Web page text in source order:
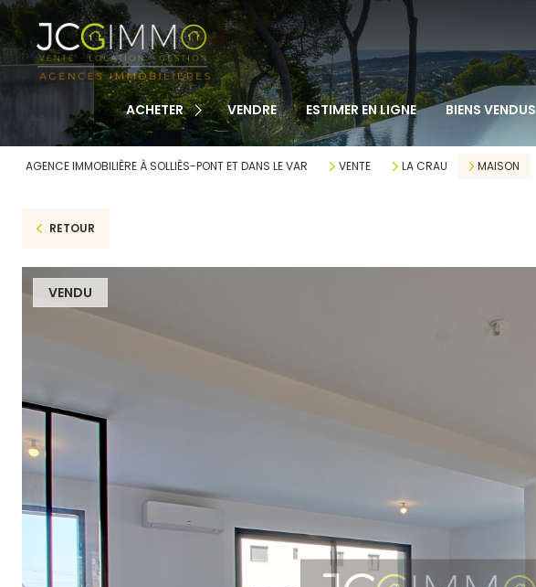
ACHETER
TOUS NOS BIENS
APPARTEMENTS
MAISONS
TERRAINS
CABANONS
VENDRE ESTIMER EN LIGNE BIENS VENDUS
AGENCE IMMOBILIÈRE À SOLLIÈS-PONT ET DANS LE VAR VENTE LA CRAU MAISON
RETOUR
VENDU